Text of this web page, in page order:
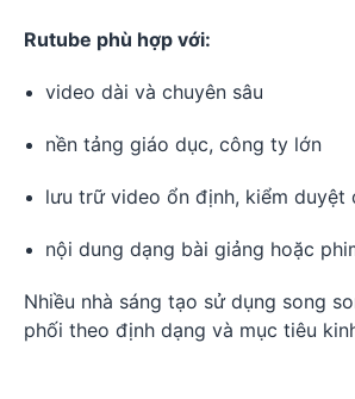
Rutube phù hợp với:
video dài và chuyên sâu
nền tảng giáo dục, công ty lớn
lưu trữ video ổn định, kiểm duyệt
nội dung dạng bài giảng hoặc
Nhiều nhà sáng tạo sử dụng song
phối theo định dạng và mục tiêu